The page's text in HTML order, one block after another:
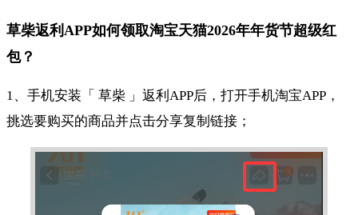
草柴返利APP如何领取淘宝天猫2026年年货节超级红
包？
1、手机安装「 草柴 」返利APP后，打开手机淘宝APP，
挑选要购买的商品并点击分享复制链接；